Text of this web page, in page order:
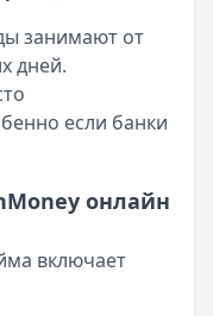
занимают от
дней.
если банки
онлайн
включает